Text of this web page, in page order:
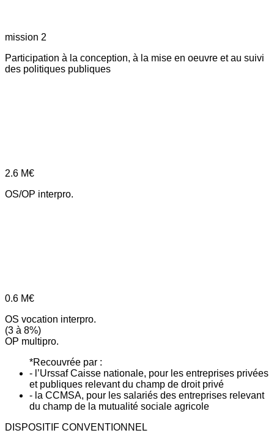
mission 2
Participation à la conception, à la mise en oeuvre et au suivi
des politiques publiques
2.6 M€
OS/OP interpro.
0.6 M€
OS vocation interpro.
(3 à 8%)
OP multipro.
*Recouvrée par :
- l’Urssaf Caisse nationale, pour les entreprises privées
et publiques relevant du champ de droit privé
- la CCMSA, pour les salariés des entreprises relevant
du champ de la mutualité sociale agricole
DISPOSITIF CONVENTIONNEL